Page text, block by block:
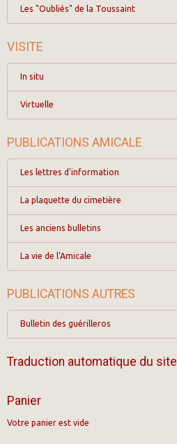
Les "Oubliés" de la Toussaint
VISITE
In situ
Virtuelle
PUBLICATIONS AMICALE
Les lettres d'information
La plaquette du cimetière
Les anciens bulletins
La vie de l'Amicale
PUBLICATIONS AUTRES
Bulletin des guérilleros
Traduction automatique du site
Panier
Votre panier est vide